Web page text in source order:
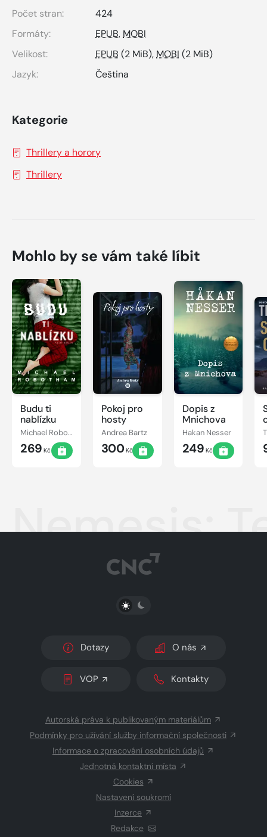
Počet stran:
424
Formáty:
EPUB, MOBI
Velikost:
EPUB (2 MiB), MOBI (2 MiB)
Jazyk:
Čeština
Kategorie
Thrillery a horory
Thrillery
Mohlo by se vám také líbit
Budu ti
nablízku
Michael Robotham
269 Kč
Pokoj pro
hosty
Andrea Bartz
300Kč
Dopis z
Mnichova
Hakan Nesser
249 Kč
Nemesis:
PŘEPNOUT SVĚTLÝ/TMAVÝ REŽIM
Dotazy O nás
VOP Kontakty
Autorská práva k publikovaným materiálům
Podmínky pro užívání služby informační společnosti
Informace o zpracování osobních údajů
Jednotná kontaktní místa
Cookies
Nastavení soukromí
Inzerce
Redakce